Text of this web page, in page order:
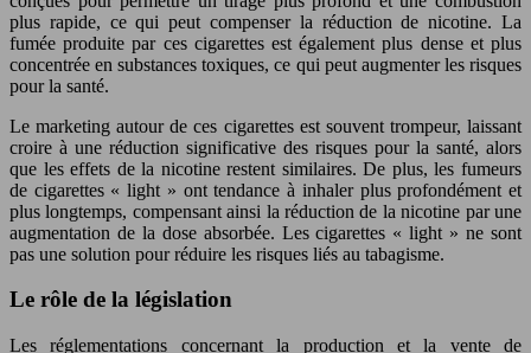
plus rapide, ce qui peut compenser la réduction de nicotine. La
fumée produite par ces cigarettes est également plus dense et plus
concentrée en substances toxiques, ce qui peut augmenter les risques
pour la santé.
Le marketing autour de ces cigarettes est souvent trompeur, laissant
croire à une réduction significative des risques pour la santé, alors
que les effets de la nicotine restent similaires. De plus, les fumeurs
de cigarettes « light » ont tendance à inhaler plus profondément et
plus longtemps, compensant ainsi la réduction de la nicotine par une
augmentation de la dose absorbée. Les cigarettes « light » ne sont
pas une solution pour réduire les risques liés au tabagisme.
Le rôle de la législation
Les réglementations concernant la production et la vente de